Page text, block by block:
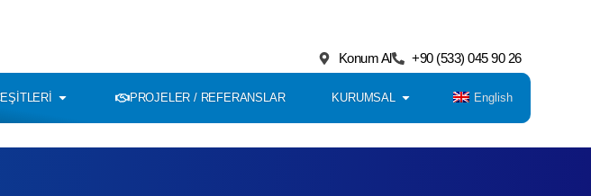
Konum Al +90 (533) 045 90 26
PROJELER / REFERANSLAR KURUMSAL English